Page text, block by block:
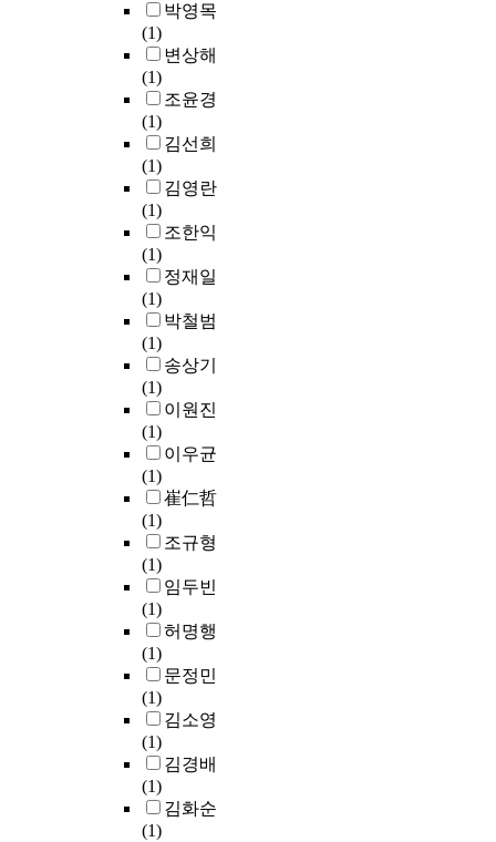
박영목
(1)
변상해
(1)
조윤경
(1)
김선희
(1)
김영란
(1)
조한익
(1)
정재일
(1)
박철범
(1)
송상기
(1)
이원진
(1)
이우균
(1)
崔仁哲
(1)
조규형
(1)
임두빈
(1)
허명행
(1)
문정민
(1)
김소영
(1)
김경배
(1)
김화순
(1)